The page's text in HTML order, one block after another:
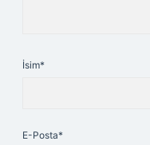
İsim*
E-Posta*